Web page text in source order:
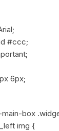
#ccc;
6px;
main-box
img {